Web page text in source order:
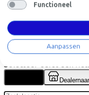
Vind de
Let op! Niet elke fiets
Proefrit aanvragen
Selecteer eerst een
Functioneel
Aanpassen